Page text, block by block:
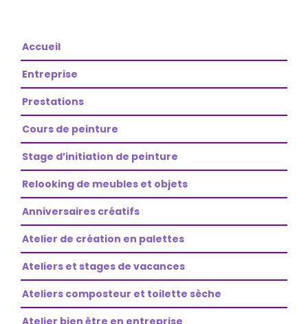
Accueil
Entreprise
Prestations
Cours de peinture
Stage d’initiation de peinture
Relooking de meubles et objets
Anniversaires créatifs
Atelier de création en palettes
Ateliers et stages de vacances
Ateliers composteur et toilette sèche